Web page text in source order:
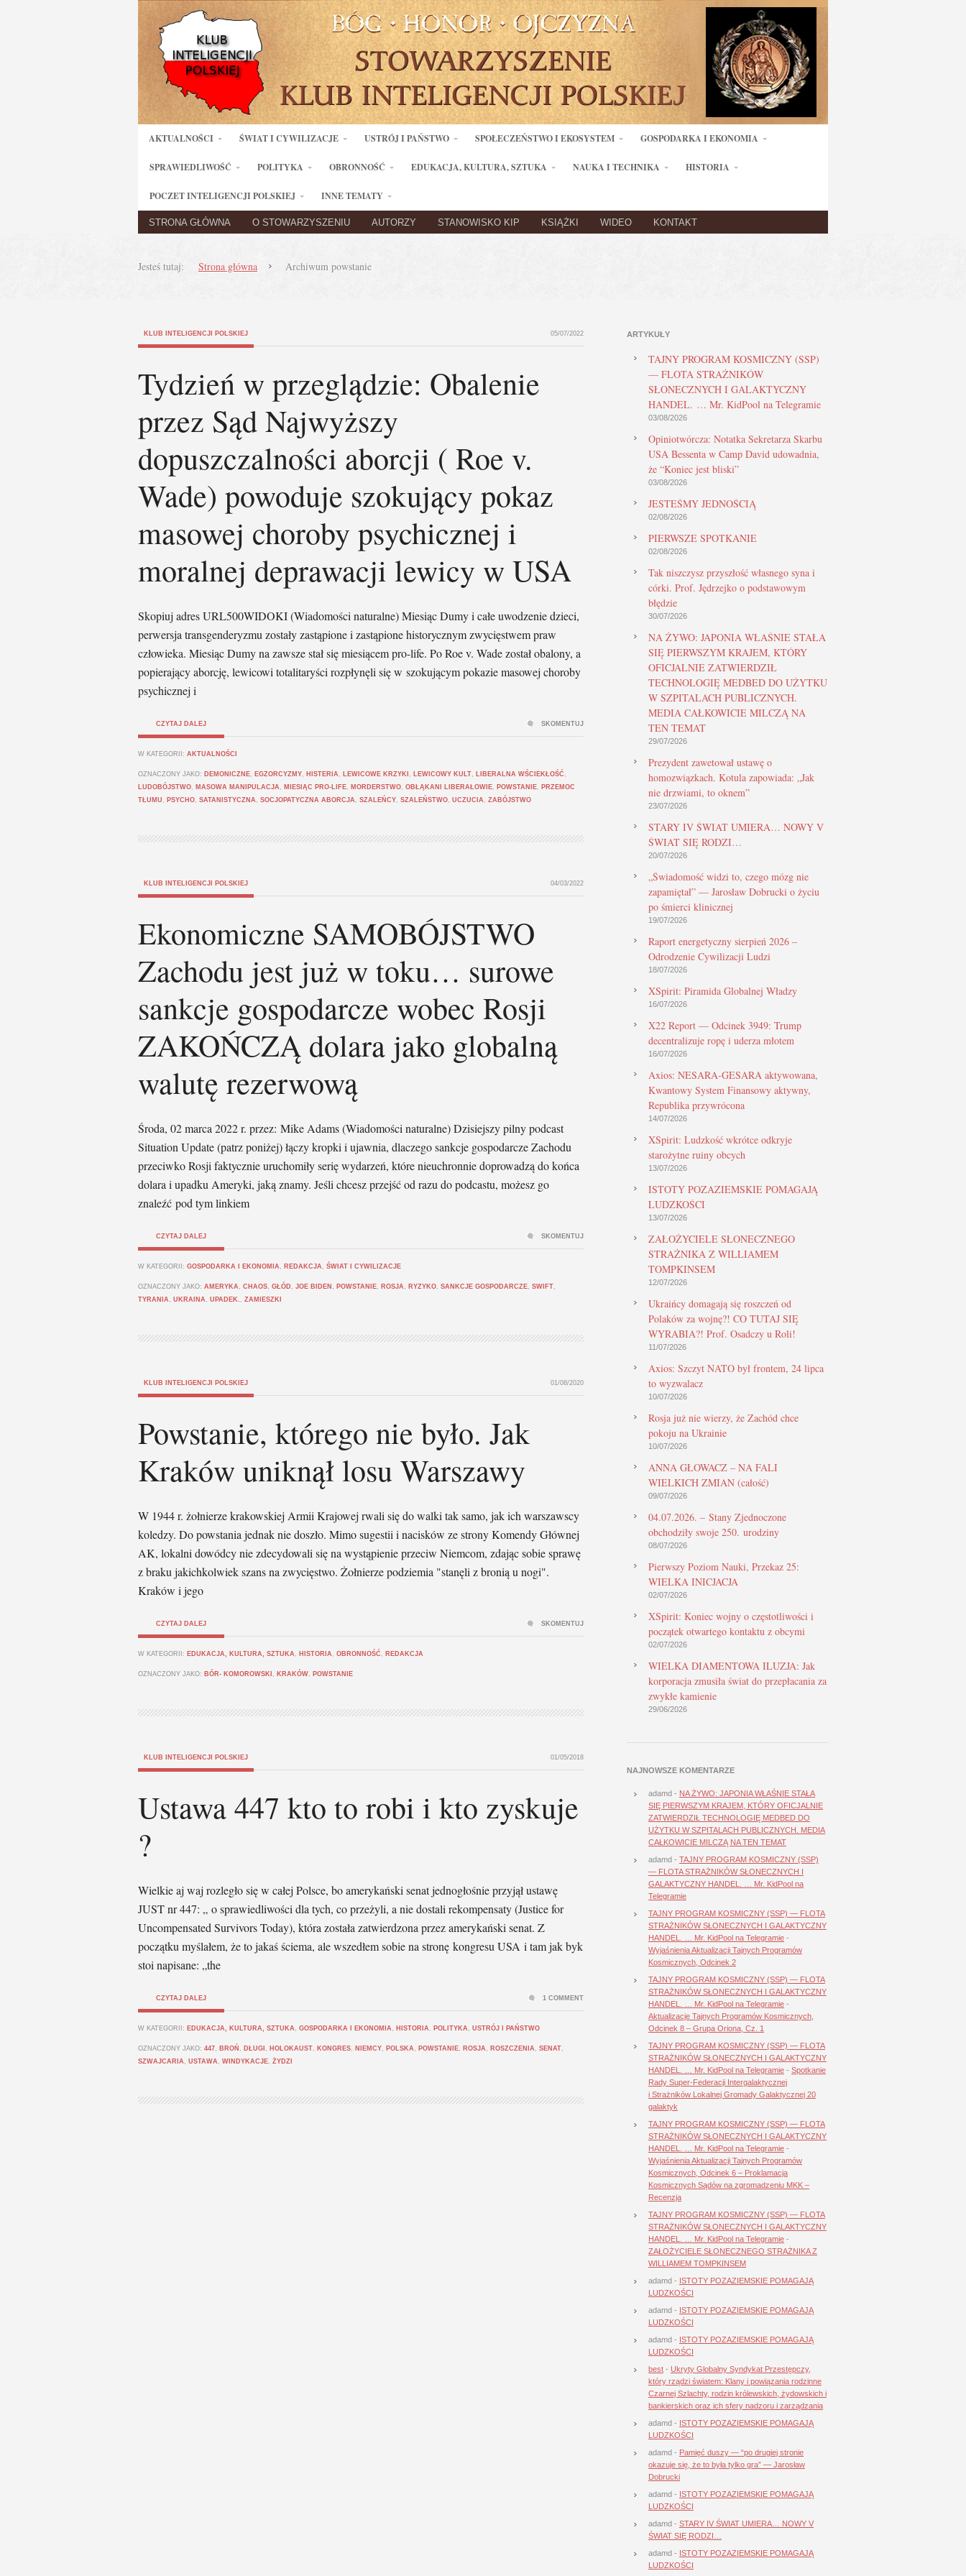
AKTUALNOŚCI ŚWIAT I CYWILIZACJE USTRÓJ I PAŃSTWO SPOŁECZEŃSTWO I EKOSYSTEM GOSPODARKA I EKONOMIA
SPRAWIEDLIWOŚĆ POLITYKA OBRONNOŚĆ EDUKACJA, KULTURA, SZTUKA NAUKA I TECHNIKA HISTORIA
POCZET INTELIGENCJI POLSKIEJ INNE TEMATY
STRONA GŁÓWNA O STOWARZYSZENIU AUTORZY STANOWISKO KIP KSIĄŻKI WIDEO KONTAKT
Jesteś tutaj: Strona główna Archiwum powstanie
KLUB INTELIGENCJI POLSKIEJ 05/07/2022
Tydzień w przeglądzie: Obalenie
przez Sąd Najwyższy
dopuszczalności aborcji ( Roe v.
Wade) powoduje szokujący pokaz
masowej choroby psychicznej i
moralnej deprawacji lewicy w USA
Skopiuj adres URL500WIDOKI (Wiadomości naturalne) Miesiąc Dumy i całe uwodzenie dzieci,
perwersja transgenderyzmu zostały zastąpione i zastąpione historycznym zwycięstwem praw
człowieka. Miesiąc Dumy na zawsze stał się miesiącem pro-life. Po Roe v. Wade został obalony, a
popierający aborcję, lewicowi totalitaryści rozpłynęli się w szokującym pokazie masowej choroby
psychicznej i
CZYTAJ DALEJ
W KATEGORII: AKTUALNOŚCI
OZNACZONY JAKO: DEMONICZNE, EGZORCYZMY, HISTERIA , LEWICOWE KRZYKI , LEWICOWY KULT, LIBERALNA WŚCIEKŁOŚĆ ,
LUDOBÓJSTWO, MASOWA MANIPULACJA , MIESIĄC PRO-LIFE, MORDERSTWO, OBŁĄKANI LIBERAŁOWIE, POWSTANIE, PRZEMOC
TŁUMU , PSYCHO, SATANISTYCZNA , SOCJOPATYCZNA ABORCJA , SZALEŃCY, SZALEŃSTWO, UCZUCIA , ZABÓJSTWO
SKOMENTUJ
KLUB INTELIGENCJI POLSKIEJ 04/03/2022
Ekonomiczne SAMOBÓJSTWO
Zachodu jest już w toku… surowe
sankcje gospodarcze wobec Rosji
ZAKOŃCZĄ dolara jako globalną
walutę rezerwową
Środa, 02 marca 2022 r. przez: Mike Adams (Wiadomości naturalne) Dzisiejszy pilny podcast
Situation Update (patrz poniżej) łączy kropki i ujawnia, dlaczego sankcje gospodarcze Zachodu
przeciwko Rosji faktycznie uruchomiły serię wydarzeń, które nieuchronnie doprowadzą do końca
dolara i upadku Ameryki, jaką znamy. Jeśli chcesz przejść od razu do podcastu, możesz go
znaleźć pod tym linkiem
CZYTAJ DALEJ
W KATEGORII: GOSPODARKA I EKONOMIA , REDAKCJA , ŚWIAT I CYWILIZACJE
OZNACZONY JAKO: AMERYKA , CHAOS, GŁÓD , JOE BIDEN , POWSTANIE, ROSJA , RYZYKO, SANKCJE GOSPODARCZE, SWIFT,
TYRANIA , UKRAINA , UPADEK. , ZAMIESZKI
SKOMENTUJ
KLUB INTELIGENCJI POLSKIEJ 01/08/2020
Powstanie, którego nie było. Jak
Kraków uniknął losu Warszawy
W 1944 r. żołnierze krakowskiej Armii Krajowej rwali się do walki tak samo, jak ich warszawscy
koledzy. Do powstania jednak nie doszło. Mimo sugestii i nacisków ze strony Komendy Głównej
AK, lokalni dowódcy nie zdecydowali się na wystąpienie przeciw Niemcom, zdając sobie sprawę
z braku jakichkolwiek szans na zwycięstwo. Żołnierze podziemia "stanęli z bronią u nogi".
Kraków i jego
CZYTAJ DALEJ
W KATEGORII: EDUKACJA, KULTURA, SZTUKA , HISTORIA , OBRONNOŚĆ , REDAKCJA
OZNACZONY JAKO: BÓR- KOMOROWSKI , KRAKÓW, POWSTANIE
SKOMENTUJ
KLUB INTELIGENCJI POLSKIEJ 01/05/2018
Ustawa 447 kto to robi i kto zyskuje
?
Wielkie aj waj rozległo się w całej Polsce, bo amerykański senat jednogłośnie przyjął ustawę
JUST nr 447: „ o sprawiedliwości dla tych, co przeżyli, a nie dostali rekompensaty (Justice for
Uncompensated Survivors Today), która została zatwierdzona przez amerykański senat. Z
początku myślałem, że to jakaś ściema, ale wszedłem sobie na stronę kongresu USA i tam jak byk
stoi napisane: „the
CZYTAJ DALEJ
W KATEGORII: EDUKACJA, KULTURA, SZTUKA , GOSPODARKA I EKONOMIA , HISTORIA , POLITYKA , USTRÓJ I PAŃSTWO
OZNACZONY JAKO: 447, BROŃ , DŁUGI , HOLOKAUST, KONGRES, NIEMCY, POLSKA , POWSTANIE, ROSJA , ROSZCZENIA , SENAT,
SZWAJCARIA , USTAWA , WINDYKACJE, ŻYDZI
1 COMMENT
ARTYKUŁY
TAJNY PROGRAM KOSMICZNY (SSP)
— FLOTA STRAŻNIKÓW
SŁONECZNYCH I GALAKTYCZNY
HANDEL. … Mr. KidPool na Telegramie
03/08/2026
Opiniotwórcza: Notatka Sekretarza Skarbu
USA Bessenta w Camp David udowadnia,
że “Koniec jest bliski”
03/08/2026
JESTEŚMY JEDNOŚCIĄ
02/08/2026
PIERWSZE SPOTKANIE
02/08/2026
Tak niszczysz przyszłość własnego syna i
córki. Prof. Jędrzejko o podstawowym
błędzie
30/07/2026
NA ŻYWO: JAPONIA WŁAŚNIE STAŁA
SIĘ PIERWSZYM KRAJEM, KTÓRY
OFICJALNIE ZATWIERDZIŁ
TECHNOLOGIĘ MEDBED DO UŻYTKU
W SZPITALACH PUBLICZNYCH.
MEDIA CAŁKOWICIE MILCZĄ NA
TEN TEMAT
29/07/2026
Prezydent zawetował ustawę o
homozwiązkach. Kotula zapowiada: „Jak
nie drzwiami, to oknem”
23/07/2026
STARY IV ŚWIAT UMIERA… NOWY V
ŚWIAT SIĘ RODZI…
20/07/2026
„Świadomość widzi to, czego mózg nie
zapamiętał” — Jarosław Dobrucki o życiu
po śmierci klinicznej
19/07/2026
Raport energetyczny sierpień 2026 –
Odrodzenie Cywilizacji Ludzi
18/07/2026
XSpirit: Piramida Globalnej Władzy
16/07/2026
X22 Report — Odcinek 3949: Trump
decentralizuje ropę i uderza młotem
16/07/2026
Axios: NESARA-GESARA aktywowana,
Kwantowy System Finansowy aktywny,
Republika przywrócona
14/07/2026
XSpirit: Ludzkość wkrótce odkryje
starożytne ruiny obcych
13/07/2026
ISTOTY POZAZIEMSKIE POMAGAJĄ
LUDZKOŚCI
13/07/2026
ZAŁOŻYCIELE SŁONECZNEGO
STRAŻNIKA Z WILLIAMEM
TOMPKINSEM
12/07/2026
Ukraińcy domagają się roszczeń od
Polaków za wojnę?! CO TUTAJ SIĘ
WYRABIA?! Prof. Osadczy u Roli!
11/07/2026
Axios: Szczyt NATO był frontem, 24 lipca
to wyzwalacz
10/07/2026
Rosja już nie wierzy, że Zachód chce
pokoju na Ukrainie
10/07/2026
ANNA GŁOWACZ – NA FALI
WIELKICH ZMIAN (całość)
09/07/2026
04.07.2026. – Stany Zjednoczone
obchodziły swoje 250. urodziny
08/07/2026
Pierwszy Poziom Nauki, Przekaz 25:
WIELKA INICJACJA
02/07/2026
XSpirit: Koniec wojny o częstotliwości i
początek otwartego kontaktu z obcymi
02/07/2026
WIELKA DIAMENTOWA ILUZJA: Jak
korporacja zmusiła świat do przepłacania za
zwykłe kamienie
29/06/2026
NAJNOWSZE KOMENTARZE
adamd - NA ŻYWO: JAPONIA WŁAŚNIE STAŁA
SIĘ PIERWSZYM KRAJEM, KTÓRY OFICJALNIE
ZATWIERDZIŁ TECHNOLOGIĘ MEDBED DO
UŻYTKU W SZPITALACH PUBLICZNYCH. MEDIA
CAŁKOWICIE MILCZĄ NA TEN TEMAT
adamd - TAJNY PROGRAM KOSMICZNY (SSP)
— FLOTA STRAŻNIKÓW SŁONECZNYCH I
GALAKTYCZNY HANDEL. … Mr. KidPool na
Telegramie
TAJNY PROGRAM KOSMICZNY (SSP) — FLOTA
STRAŻNIKÓW SŁONECZNYCH I GALAKTYCZNY
HANDEL. … Mr. KidPool na Telegramie -
Wyjaśnienia Aktualizacji Tajnych Programów
Kosmicznych, Odcinek 2
TAJNY PROGRAM KOSMICZNY (SSP) — FLOTA
STRAŻNIKÓW SŁONECZNYCH I GALAKTYCZNY
HANDEL. … Mr. KidPool na Telegramie -
Aktualizacje Tajnych Programów Kosmicznych,
Odcinek 8 – Grupa Oriona, Cz. 1
TAJNY PROGRAM KOSMICZNY (SSP) — FLOTA
STRAŻNIKÓW SŁONECZNYCH I GALAKTYCZNY
HANDEL. … Mr. KidPool na Telegramie - Spotkanie
Rady Super-Federacji Intergalaktycznej
i Strażników Lokalnej Gromady Galaktycznej 20
galaktyk
TAJNY PROGRAM KOSMICZNY (SSP) — FLOTA
STRAŻNIKÓW SŁONECZNYCH I GALAKTYCZNY
HANDEL. … Mr. KidPool na Telegramie -
Wyjaśnienia Aktualizacji Tajnych Programów
Kosmicznych, Odcinek 6 – Proklamacja
Kosmicznych Sądów na zgromadzeniu MKK –
Recenzja
TAJNY PROGRAM KOSMICZNY (SSP) — FLOTA
STRAŻNIKÓW SŁONECZNYCH I GALAKTYCZNY
HANDEL. … Mr. KidPool na Telegramie -
ZAŁOŻYCIELE SŁONECZNEGO STRAŻNIKA Z
WILLIAMEM TOMPKINSEM
adamd - ISTOTY POZAZIEMSKIE POMAGAJĄ
LUDZKOŚCI
adamd - ISTOTY POZAZIEMSKIE POMAGAJĄ
LUDZKOŚCI
adamd - ISTOTY POZAZIEMSKIE POMAGAJĄ
LUDZKOŚCI
best - Ukryty Globalny Syndykat Przestępczy,
który rządzi światem: Klany i powiązania rodzinne
Czarnej Szlachty, rodzin królewskich, żydowskich i
bankierskich oraz ich sfery nadzoru i zarządzania
adamd - ISTOTY POZAZIEMSKIE POMAGAJĄ
LUDZKOŚCI
adamd - Pamięć duszy — “po drugiej stronie
okazuje się, że to była tylko gra” — Jarosław
Dobrucki
adamd - ISTOTY POZAZIEMSKIE POMAGAJĄ
LUDZKOŚCI
adamd - STARY IV ŚWIAT UMIERA… NOWY V
ŚWIAT SIĘ RODZI…
adamd - ISTOTY POZAZIEMSKIE POMAGAJĄ
LUDZKOŚCI